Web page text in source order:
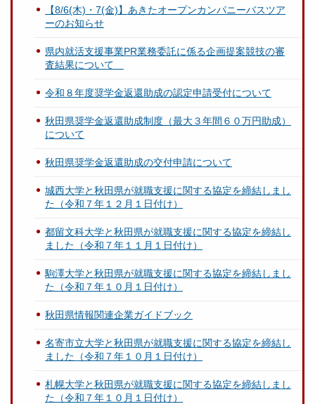
【8/6(木)・7(金)】あきたオープンカンパニーバスツア
ーのお知らせ
県内就活支援事業PR業務委託に係る企画提案競技の審
査結果について
令和８年度奨学金返還助成の認定申請受付について
秋田県奨学金返還助成制度（最大３年間６０万円助成）
について
秋田県奨学金返還助成の交付申請について
城西大学と秋田県が就職支援に関する協定を締結しまし
た（令和７年１２月１日付け）
都留文科大学と秋田県が就職支援に関する協定を締結し
ました（令和７年１１月１日付け）
駒澤大学と秋田県が就職支援に関する協定を締結しまし
た（令和７年１０月１日付け）
秋田県情報関連企業ガイドブック
名寄市立大学と秋田県が就職支援に関する協定を締結し
ました（令和７年１０月１日付け）
札幌大学と秋田県が就職支援に関する協定を締結しまし
た（令和７年１０月１日付け）